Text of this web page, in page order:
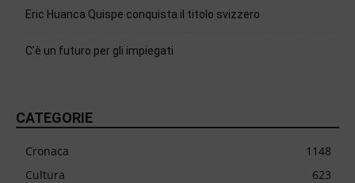
Eric Huanca Quispe conquista il titolo svizzero
C’è un futuro per gli impiegati
CATEGORIE
Cronaca
1148
Cultura
623